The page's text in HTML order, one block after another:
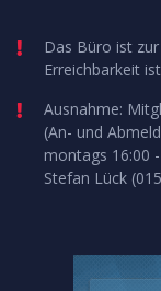
Das Büro ist
Erreichbarkeit
Ausnahme:
(An- und
montags 16:00
Stefan Lück